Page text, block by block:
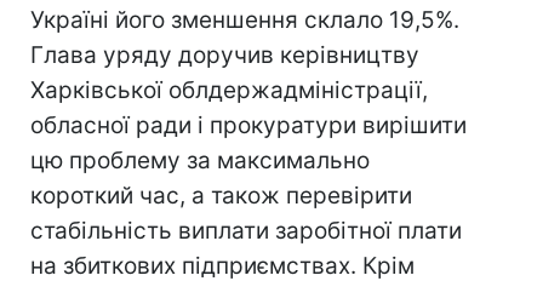
Україні його зменшення склало 19,5%.
Глава уряду доручив керівництву
Харківської облдержадміністрації,
обласної ради і прокуратури вирішити
цю проблему за максимально
короткий час, а також перевірити
стабільність виплати заробітної плати
на збиткових підприємствах. Крім